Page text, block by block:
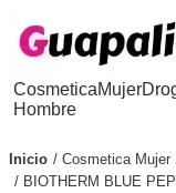
Cosmetica
Hombre
Mujer
Inicio Cosmetica Mujer
BIOTHERM BLUE